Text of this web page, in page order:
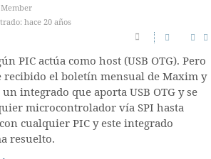
hace 20 años
PIC actúa como host (USB OTG). Pero
recibido el boletín mensual de Maxim y
integrado que aporta USB OTG y se
microcontrolador vía SPI hasta
cualquier PIC y este integrado
resuelto.